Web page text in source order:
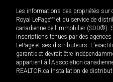
Les informations des propriétés
Royal LePageMD et du service de
canadienne de l’immobilier (SDD®).
inscriptions tenues par des agences
LePage et ses distributeurs.
garantie et devrait être
appartient à l'Association
REALTOR.ca Installation de